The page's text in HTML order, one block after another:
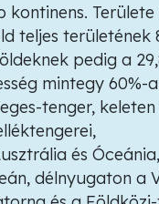
kontinens.
teljes területének
pedig a
mintegy 60%-
tenger, keleten
és
délnyugaton a